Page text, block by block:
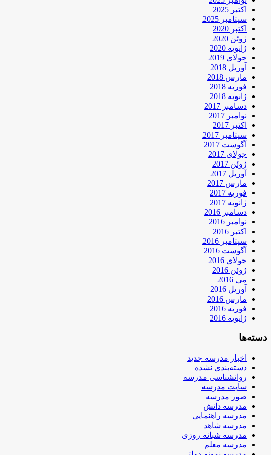
اکتبر 2025
سپتامبر 2025
اکتبر 2020
ژوئن 2020
ژانویه 2020
جولای 2019
آوریل 2018
مارس 2018
فوریه 2018
ژانویه 2018
دسامبر 2017
نوامبر 2017
اکتبر 2017
سپتامبر 2017
آگوست 2017
جولای 2017
ژوئن 2017
آوریل 2017
مارس 2017
فوریه 2017
ژانویه 2017
دسامبر 2016
نوامبر 2016
اکتبر 2016
سپتامبر 2016
آگوست 2016
جولای 2016
ژوئن 2016
می 2016
آوریل 2016
مارس 2016
فوریه 2016
ژانویه 2016
دسته‌ها
اخبار مدرسه جدید
دسته‌بندی نشده
روانشناسی مدرسه
سایت مدرسه
صور مدرسه
مدرسه دانش
مدرسه راهنمایی
مدرسه شاهد
مدرسه شبانه روزی
مدرسه معلم